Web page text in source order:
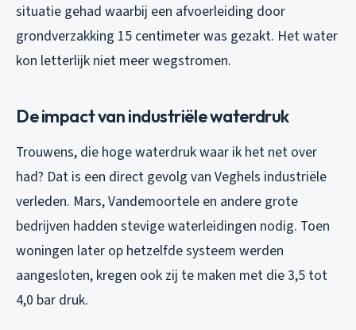
situatie gehad waarbij een afvoerleiding door
grondverzakking 15 centimeter was gezakt. Het water
kon letterlijk niet meer wegstromen.
De impact van industriële waterdruk
Trouwens, die hoge waterdruk waar ik het net over
had? Dat is een direct gevolg van Veghels industriële
verleden. Mars, Vandemoortele en andere grote
bedrijven hadden stevige waterleidingen nodig. Toen
woningen later op hetzelfde systeem werden
aangesloten, kregen ook zij te maken met die 3,5 tot
4,0 bar druk.